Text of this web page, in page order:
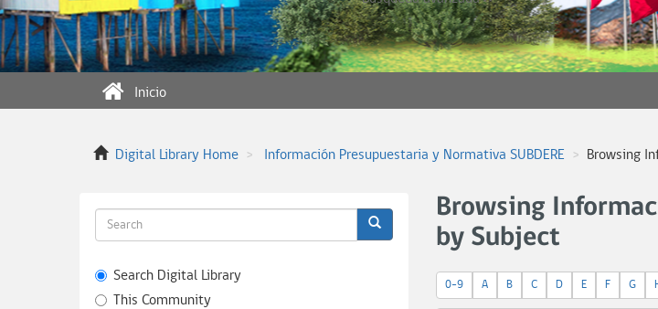
Inicio
Digital Library Home Información Presupuestaria y Normativa SUBDERE Browsing
Search Digital Library
This Community
Browsing
by Subject
0-9 A B C D E F G